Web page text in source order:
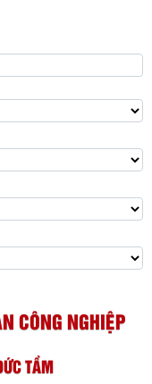
CÔNG NGHIỆP
TẦM